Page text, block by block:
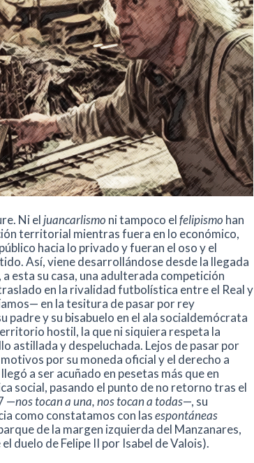
Ni eljuancarlismo ni tampoco elfelipismo han
territorial mientras fuera en lo económico,
hacia lo privado y fueran el oso y el
Así, viene desarrollándose desde la llegada
esta su casa, una adulterada competición
en la rivalidad futbolística entre el Real y
en la tesitura de pasar por rey
padre y su bisabuelo en el ala socialdemócrata
hostil, la que ni siquiera respeta la
astillada y despeluchada. Lejos de pasar por
por su moneda oficial y el derecho a
a ser acuñado en pesetas más que en
social, pasando el punto de no retorno tras el
—nos tocan a una, nos tocan a todas—, su
como constatamos con lasespontáneas
de la margen izquierda del Manzanares,
duelo de Felipe II por Isabel de Valois).